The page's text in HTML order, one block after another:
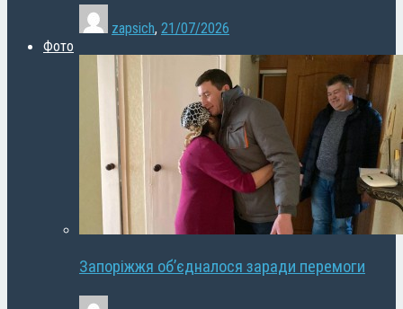
zapsich, 21/07/2026
Фото
Запоріжжя об’єдналося заради перемоги